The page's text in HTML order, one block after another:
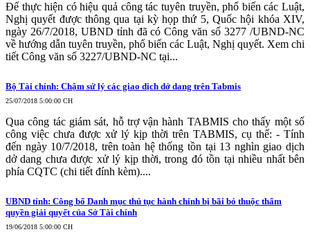
Để thực hiện có hiệu quả công tác tuyên truyền, phổ biến các Luật,
Nghị quyết được thông qua tại kỳ họp thứ 5, Quốc hội khóa XIV,
ngày 26/7/2018, UBND tỉnh đã có Công văn số 3277 /UBND-NC
về hướng dẫn tuyên truyền, phổ biến các Luật, Nghị quyết. Xem chi
tiết Công văn số 3227/UBND-NC tại...
Bộ Tài chính: Chậm sử lý các giao dịch dở dang trên Tabmis
25/07/2018 5:00:00 CH
Qua công tác giám sát, hỗ trợ vận hành TABMIS cho thấy một số
công việc chưa được xử lý kịp thời trên TABMIS, cụ thể: - Tính
đến ngày 10/7/2018, trên toàn hệ thống tồn tại 13 nghìn giao dịch
dở dang chưa được xử lý kịp thời, trong đó tồn tại nhiều nhất bên
phía CQTC (chi tiết đính kèm)....
UBND tỉnh: Công bố Danh mục thủ tục hành chinh bị bãi bỏ thuộc thẩm
quyền giải quyết của Sở Tài chính
19/06/2018 5:00:00 CH